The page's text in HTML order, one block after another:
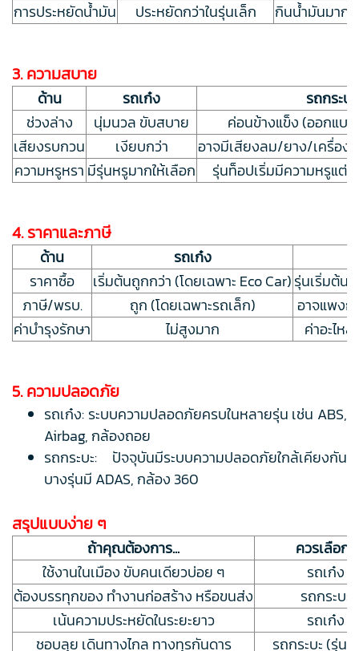
การประหยัดน้ำมัน
ประหยัดกว่าในรุ่นเล็ก กินน้ำมันมากก
3. ความสบาย
ด้าน รถเก๋ง
รถกระบะ
ช่วงล่าง
นุ่มนวล ขับสบาย
ค่อนข้างแข็ง (ออกแบ
เสียงรบกวน
เงียบกว่า
อาจมีเสียงลม/ยาง/เครื่อง
ความหรูหรา มีรุ่นหรูมากให้เลือก รุ่นท็อปเริ่มมีความหรูแต่ยั
4. ราคาและภาษี
ด้าน
รถเก๋ง
ราคาซื้อ
เริ่มต้นถูกกว่า (โดยเฉพาะ Eco Car)รุ่นเริ่มต้น
ภาษี/พรบ.
ถูก (โดยเฉพาะรถเล็ก)
อาจแพงก
ค่าบำรุงรักษา
ไม่สูงมาก ค่าอะไห
5. ความปลอดภัย
รถเก๋ง: ระบบความปลอดภัยครบในหลายรุ่น เช่น ABS,
Airbag, กล้องถอย
รถกระบะ: ปัจจุบันมีระบบความปลอดภัยใกล้เคียงกัน
บางรุ่นมี ADAS, กล้อง 360
สรุปแบบง่าย ๆ
ถ้าคุณต้องการ...
ควรเลือก...
ใช้งานในเมือง ขับคนเดียวบ่อย ๆ
รถเก๋ง
ต้องบรรทุกของ ทำงานก่อสร้าง หรือขนส่ง
รถกระบะ
เน้นความประหยัดในระยะยาว
รถเก๋ง
ชอบลุย เดินทางไกล ทางทุรกันดาร
รถกระบะ (รุ่น